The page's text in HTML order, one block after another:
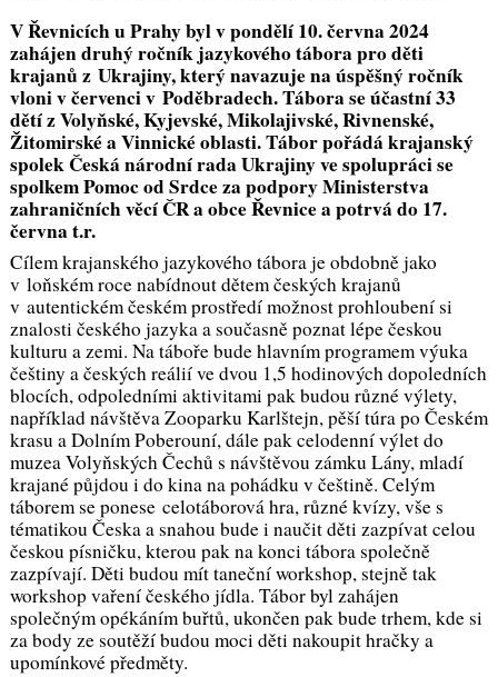
V Řevnicích u Prahy byl v pondělí 10. června 2024
zahájen druhý ročník jazykového tábora pro děti
krajanů z Ukrajiny, který navazuje na úspěšný ročník
vloni v červenci v Poděbradech. Tábora se účastní 33
dětí z Volyňské, Kyjevské, Mikolajivské, Rivnenské,
Žitomirské a Vinnickéoblasti. Tábor pořádá krajanský
spolek Česká národní rada Ukrajiny ve spolupráci se
spolkem Pomoc od Srdce za podpory Ministerstva
zahraničních věcí ČR a obce Řevnice a potrvá do 17.
června t.r.
Cílem krajanského jazykového tábora je obdobně jako
v loňském roce nabídnout dětem českých krajanů
v autentickém českém prostředí možnost prohloubení si
znalosti českého jazyka a současně poznat lépe českou
kulturu a zemi. Na táboře bude hlavním programem výuka
češtiny a českých reálií ve dvou 1,5 hodinových dopoledních
blocích, odpoledními aktivitami pak budou různé výlety,
například návštěva Zooparku Karlštejn, pěší túra po Českém
krasu a Dolním Poberouní, dále pak celodenní výlet do
muzea Volyňských Čechů s návštěvou zámku Lány, mladí
krajané půjdou i do kina na pohádku v češtině. Celým
táborem se ponese celotáborová hra, různé kvízy, vše s
tématikou Česka a snahou bude i naučit děti zazpívat celou
českou písničku, kterou pak na konci tábora společně
zazpívají. Děti budou mít taneční workshop, stejně tak
workshop vaření českého jídla. Tábor byl zahájen
společným opékáním buřtů, ukončen pak bude trhem, kde si
za body ze soutěží budou moci děti nakoupit hračky a
upomínkové předměty.